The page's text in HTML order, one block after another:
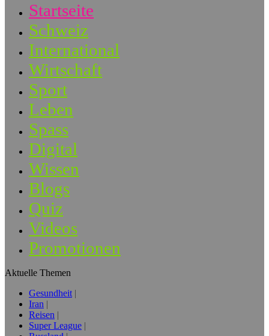
Startseite
Schweiz
International
Wirtschaft
Sport
Leben
Spass
Digital
Wissen
Blogs
Quiz
Videos
Promotionen
Aktuelle Themen
Gesundheit
Iran
Reisen
Super League